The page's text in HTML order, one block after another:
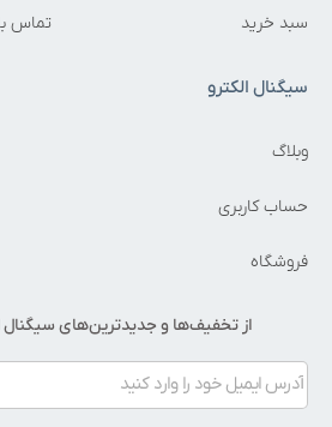
سبد خرید تماس
سیگنال الکترو
وبلاگ
حساب کاربری
فروشگاه
از تخفیف‌ها و جدیدترین‌های سیگنال